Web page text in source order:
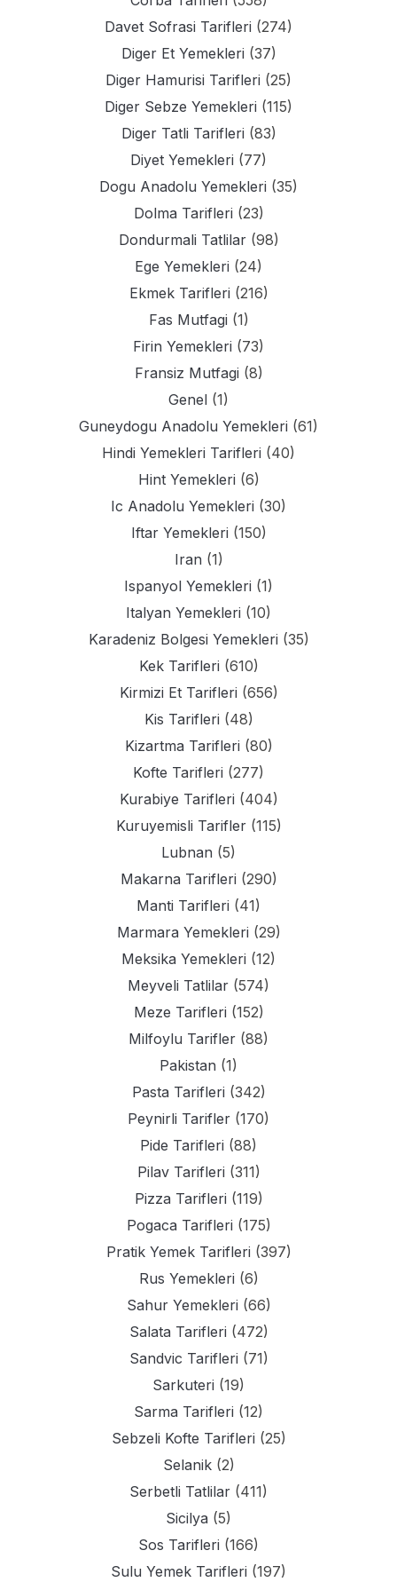
Davet Sofrasi Tarifleri (274)
Diger Et Yemekleri (37)
Diger Hamurisi Tarifleri (25)
Diger Sebze Yemekleri (115)
Diger Tatli Tarifleri (83)
Diyet Yemekleri (77)
Dogu Anadolu Yemekleri (35)
Dolma Tarifleri (23)
Dondurmali Tatlilar(98)
Ege Yemekleri (24)
Ekmek Tarifleri (216)
Fas Mutfagi (1)
Firin Yemekleri (73)
Fransiz Mutfagi (8)
Genel (1)
Guneydogu Anadolu Yemekleri (61)
Hindi Yemekleri Tarifleri (40)
Hint Yemekleri (6)
Ic Anadolu Yemekleri (30)
Iftar Yemekleri (150)
Iran (1)
Ispanyol Yemekleri (1)
Italyan Yemekleri (10)
Karadeniz Bolgesi Yemekleri (35)
Kek Tarifleri (610)
Kirmizi Et Tarifleri (656)
Kis Tarifleri (48)
Kizartma Tarifleri (80)
Kofte Tarifleri (277)
Kurabiye Tarifleri (404)
Kuruyemisli Tarifler(115)
Lubnan (5)
Makarna Tarifleri (290)
Manti Tarifleri (41)
Marmara Yemekleri (29)
Meksika Yemekleri (12)
Meyveli Tatlilar (574)
Meze Tarifleri (152)
Milfoylu Tarifler (88)
Pakistan (1)
Pasta Tarifleri (342)
Peynirli Tarifler (170)
Pide Tarifleri (88)
Pilav Tarifleri (311)
Pizza Tarifleri (119)
Pogaca Tarifleri (175)
Pratik Yemek Tarifleri (397)
Rus Yemekleri (6)
Sahur Yemekleri (66)
Salata Tarifleri (472)
Sandvic Tarifleri (71)
Sarkuteri (19)
Sarma Tarifleri (12)
Sebzeli Kofte Tarifleri (25)
Selanik(2)
Serbetli Tatlilar (411)
Sicilya (5)
Sos Tarifleri (166)
Sulu Yemek Tarifleri (197)